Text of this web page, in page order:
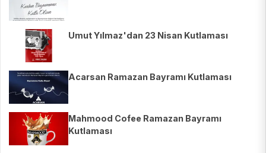
Umut Yılmaz'dan 23 Nisan Kutlaması
Acarsan Ramazan Bayramı Kutlaması
Mahmood Cofee Ramazan Bayramı
Kutlaması